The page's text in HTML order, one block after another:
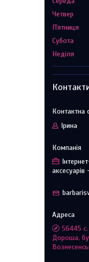
Четвер
Пʼятниця
Субота
Неділя
Ірина
56445
Дороша,